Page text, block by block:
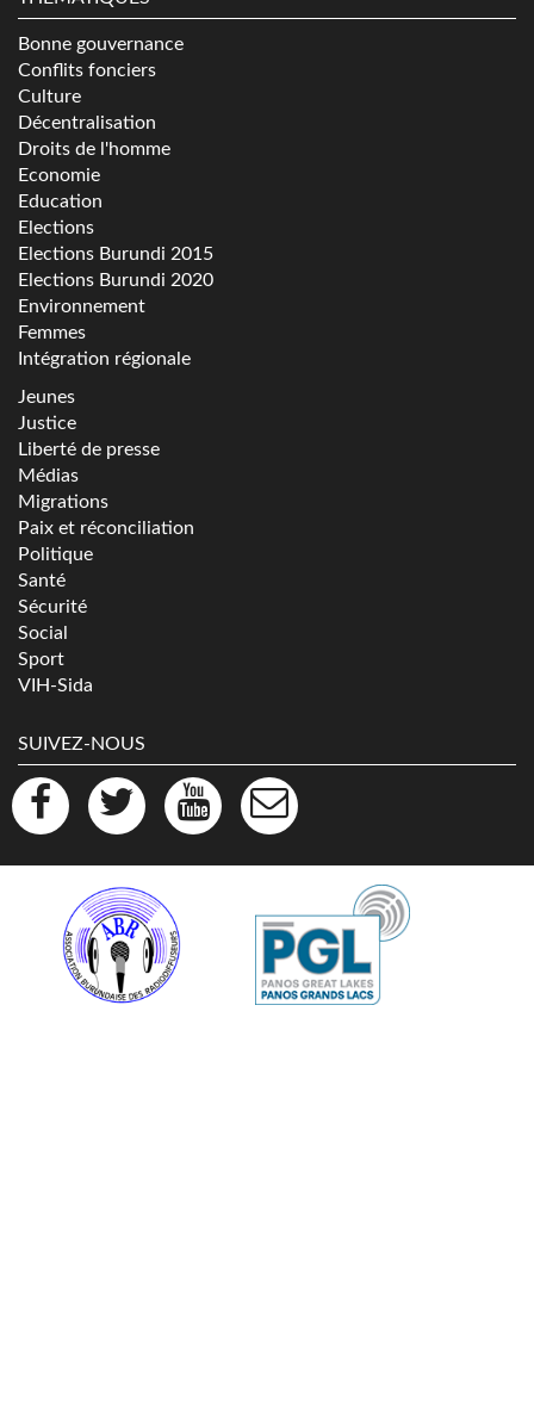
Bonne gouvernance
Conflits fonciers
Culture
Décentralisation
Droits de l'homme
Economie
Education
Elections
Elections Burundi 2015
Elections Burundi 2020
Environnement
Femmes
Intégration régionale
Jeunes
Justice
Liberté de presse
Médias
Migrations
Paix et réconciliation
Politique
Santé
Sécurité
Social
Sport
VIH-Sida
SUIVEZ-NOUS